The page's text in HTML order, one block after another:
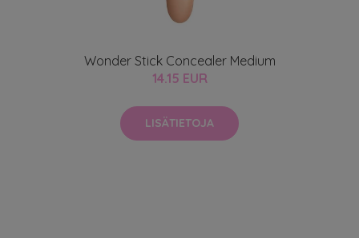
Wonder Stick Concealer Medium
14.15 EUR
LISÄTIETOJA